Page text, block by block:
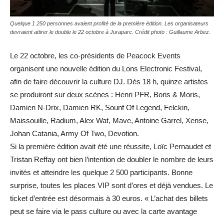
Quelque 1 250 personnes avaient profité de la première édition. Les organisateurs
devraient attirer le double le 22 octobre à Juraparc. Crédit photo : Guillaume Arbez.
Le 22 octobre, les co-présidents de Peacock Events
organisent une nouvelle édition du Lons Electronic Festival,
afin de faire découvrir la culture DJ. Dès 18 h, quinze artistes
se produiront sur deux scènes : Henri PFR, Boris & Moris,
Damien N-Drix, Damien RK, Sounf Of Legend, Felckin,
Maissouille, Radium, Alex Wat, Mave, Antoine Garrel, Xense,
Johan Catania, Army Of Two, Devotion.
Si la première édition avait été une réussite, Loïc Pernaudet et
Tristan Reffay ont bien l’intention de doubler le nombre de leurs
invités et atteindre les quelque 2 500 participants. Bonne
surprise, toutes les places VIP sont d’ores et déjà vendues. Le
ticket d’entrée est désormais à 30 euros. « L’achat des billets
peut se faire via le pass culture ou avec la carte avantage